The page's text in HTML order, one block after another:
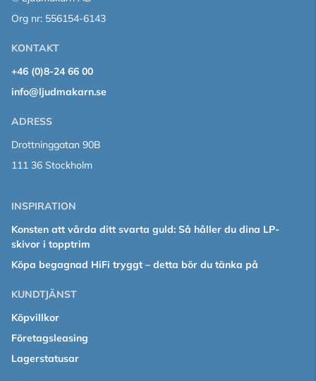
Org nr: 556154-6143
KONTAKT
+46 (0)8-24 66 00
info@ljudmakarn.se
ADRESS
Drottninggatan 90B
111 36 Stockholm
INSPIRATION
Konsten att vårda ditt svarta guld: Så håller du dina LP-
skivor i topptrim
Köpa begagnad HiFi tryggt – detta bör du tänka på
KUNDTJÄNST
Köpvillkor
Företagsleasing
Lagerstatusar